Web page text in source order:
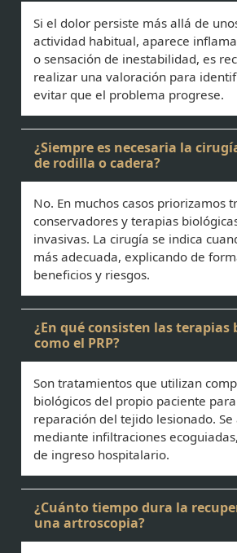
Si el dolor persiste más allá de
actividad habitual, aparece
o sensación de inestabilidad, es
realizar una valoración para
evitar que el problema progrese.
¿Siempre es necesaria la
de rodilla o cadera?
No. En muchos casos priorizamos
conservadores y terapias
invasivas. La cirugía se indica
más adecuada, explicando de
beneficios y riesgos.
¿En qué consisten las terapias
como el PRP?
Son tratamientos que utilizan
biológicos del propio paciente
reparación del tejido lesionado. Se
mediante infiltraciones
de ingreso hospitalario.
¿Cuánto tiempo dura la
una artroscopia?